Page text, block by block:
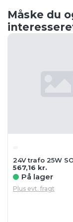
Måske du
24V trafo 25W
567,16 kr.
På lager
Plus evt. fragt